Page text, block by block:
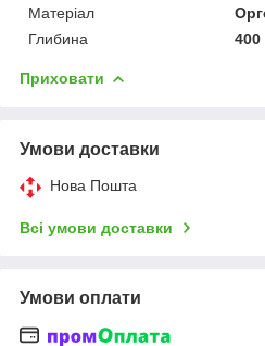
Матеріал
Глибина
400
Приховати
Умови доставки
Нова Пошта
Всі умови доставки
Умови оплати